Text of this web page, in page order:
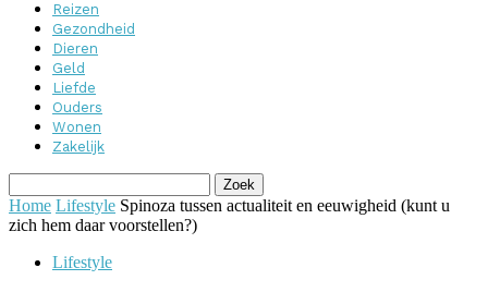
Reizen
Gezondheid
Dieren
Geld
Liefde
Ouders
Wonen
Zakelijk
Home Lifestyle Spinoza tussen actualiteit en eeuwigheid (kunt u
zich hem daar voorstellen?)
Lifestyle